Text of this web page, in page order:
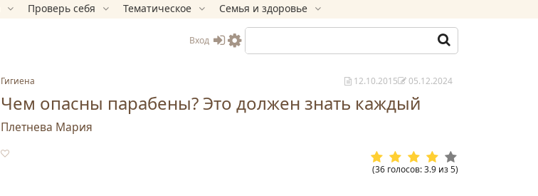
Проверь себя Тематическое Семья и здоровье
Вход
Гигиена 12.10.2015 05.12.2024
Чем опасны парабены? Это должен знать каждый
Плетнева Мария
(36 голосов:3.9 из5)